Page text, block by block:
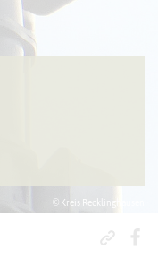
© Kreis Recklinghausen